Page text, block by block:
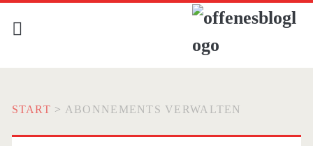
START > ABONNEMENTS VERWALTEN